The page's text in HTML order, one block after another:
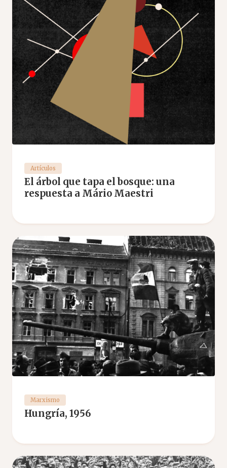
Artículos
El árbol que tapa el bosque: una
respuesta a Mário Maestri
Marxismo
Hungría, 1956